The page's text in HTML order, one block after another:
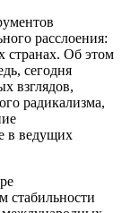
расслоения:
странах. Об этом
сегодня
взглядов,
радикализма,
в ведущих
стабильности